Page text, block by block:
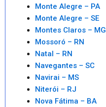
Monte Alegre – PA
Monte Alegre – SE
Montes Claros – MG
Mossoró – RN
Natal – RN
Navegantes – SC
Navirai – MS
Niterói – RJ
Nova Fátima – BA